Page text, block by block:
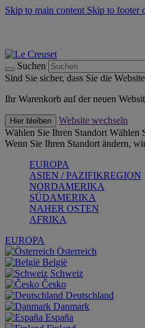
Skip to main content Skip to footer
Suchen
Sind Sie sicher, dass Sie die
Ihr Warenkorb auf der neuen
Hier bleiben
Website wechseln
Wählen Sie Ihren Standort Wählen
Wenn Sie Ihren Standort ändern,
EUROPA
ASIEN / PAZIFIKREGION
NORDAMERIKA
SÜDAMERIKA
NAHER OSTEN
AFRIKA
EUROPA
Österreich
België
Schweiz
Česko
Deutschland
Danmark
España